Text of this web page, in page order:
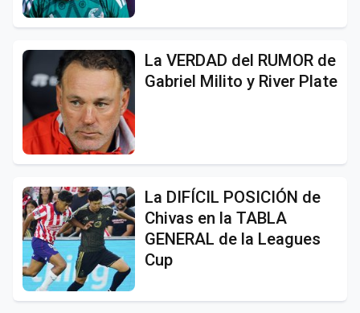
La VERDAD del RUMOR de
Gabriel Milito y River Plate
La DIFÍCIL POSICIÓN de
Chivas en la TABLA
GENERAL de la Leagues
Cup